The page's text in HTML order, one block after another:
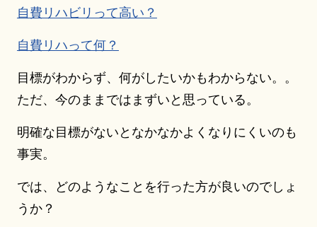
自費リハビリって高い？
自費リハって何？
目標がわからず、何がしたいかもわからない。。
ただ、今のままではまずいと思っている。
明確な目標がないとなかなかよくなりにくいのも
事実。
では、どのようなことを行った方が良いのでしょ
うか？